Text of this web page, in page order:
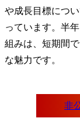
や成長目標につ
っています。半
組みは、短期間
な魅力です。